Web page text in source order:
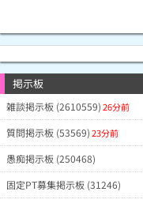
掲示板
雑談掲示板 (2610559)26分前
質問掲示板 (53569)23分前
愚痴掲示板 (250468)
固定PT募集掲示板 (31246)